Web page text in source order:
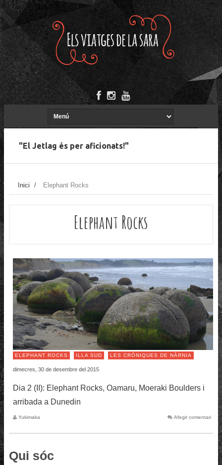
"El Jetlag és per aficionats!"
Inici / Elephant Rocks
Elephant Rocks
ELEPHANT ROCKS ILLA SUD LES CRÒNIQUES DE NÀRNIA
dimecres, 30 de desembre del 2015
Dia 2 (II): Elephant Rocks, Oamaru, Moeraki Boulders i
arribada a Dunedin
Yukimaka Afegir comentari
Qui sóc